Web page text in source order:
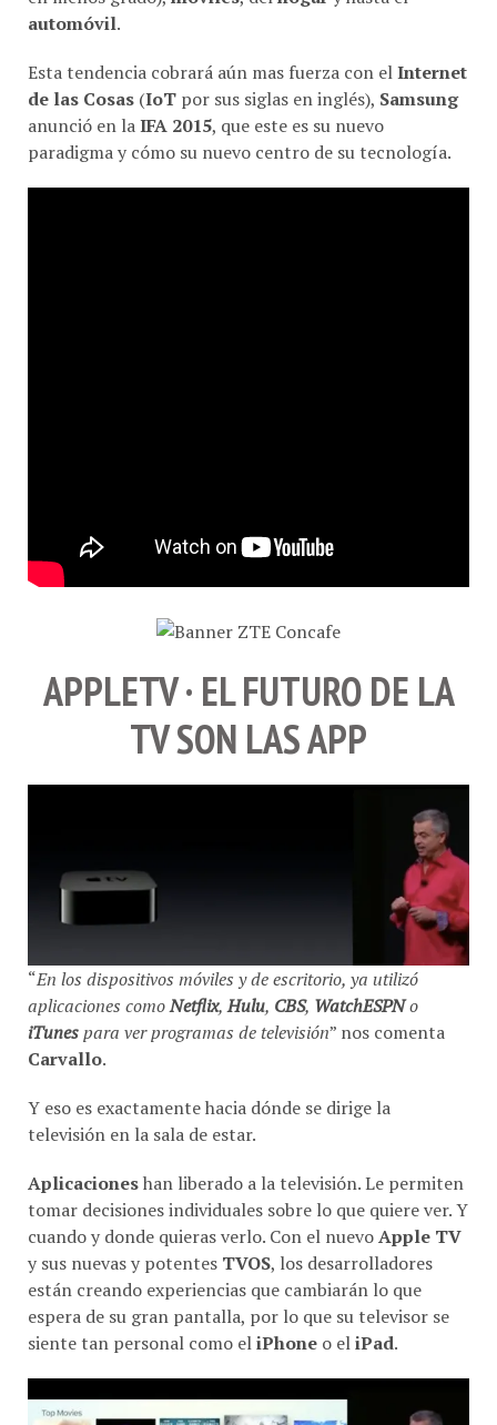
automóvil.
Esta tendencia cobrará aún mas fuerza con elInternet
de las Cosas (IoT por sus siglas en inglés), Samsung
anunció en laIFA 2015, que este es su nuevo
paradigma y cómo su nuevo centro de su tecnología.
APPLETV · EL FUTURO DE LA
TV SON LAS APP
“En los dispositivos móviles y de escritorio, ya utilizó
aplicaciones comoNetflix,Hulu, CBS, WatchESPNo
iTunespara ver programas de televisión” nos comenta
Carvallo.
Y eso es exactamente hacia dónde se dirige la
televisión en la sala de estar.
Aplicacioneshan liberado a la televisión. Le permiten
tomar decisiones individuales sobre lo que quiere ver. Y
cuando y donde quieras verlo. Con el nuevoApple TV
y sus nuevas y potentes TVOS, los desarrolladores
están creando experiencias que cambiarán lo que
espera de su gran pantalla, por lo que su televisor se
siente tan personal como eliPhone o eliPad.